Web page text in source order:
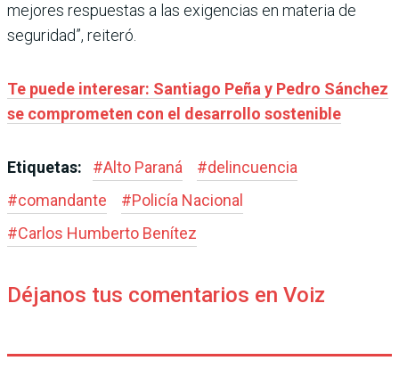
mejores respuestas a las exigencias en materia de
seguridad”, reiteró.
Te puede interesar: Santiago Peña y Pedro Sánchez
se comprometen con el desarrollo sostenible
Etiquetas: #Alto Paraná #delincuencia
#comandante #Policía Nacional
#Carlos Humberto Benítez
Déjanos tus comentarios en Voiz